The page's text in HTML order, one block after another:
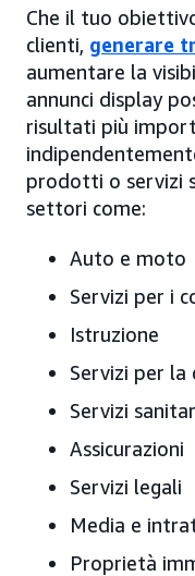
Che il tuo
clienti, generare
aumentare la
annunci display
risultati più
prodotti o servizi
settori come:
Auto e moto
Servizi per i
Istruzione
Servizi per la
Servizi
Assicurazioni
Servizi legali
Media e
Proprietà